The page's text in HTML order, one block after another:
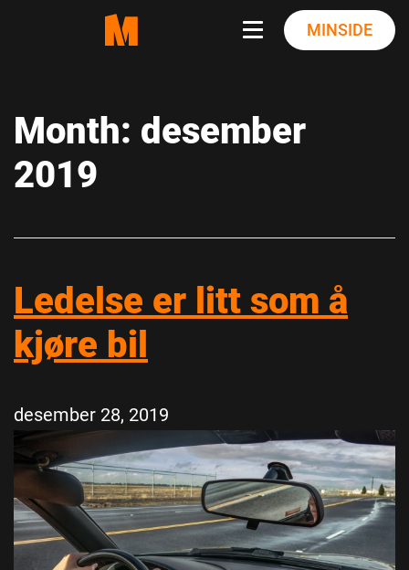
MINSIDE
Month: desember
2019
Ledelse er litt som å
kjøre bil
desember 28, 2019